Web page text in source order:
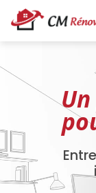
au
contenu
principal